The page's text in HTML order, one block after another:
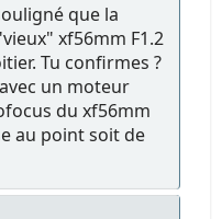
que la
xf56mm F1.2
Tu confirmes ?
un moteur
du xf56mm
au point soit de